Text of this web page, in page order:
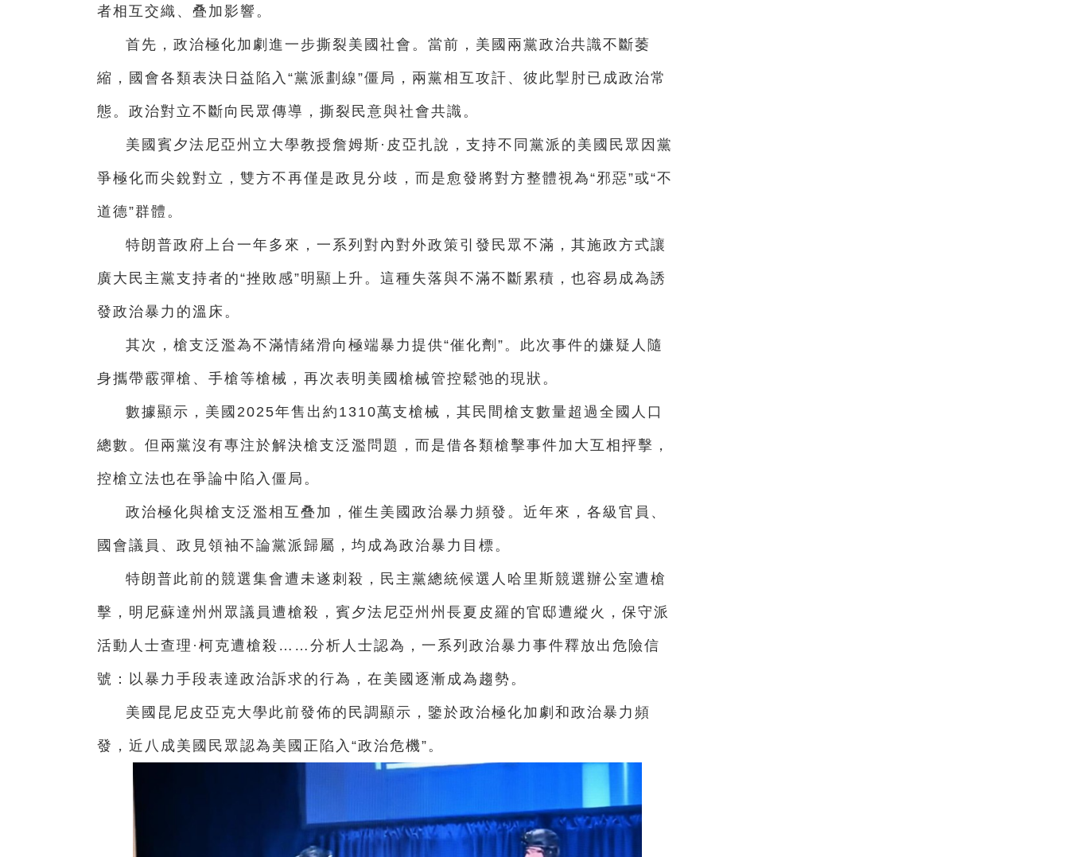
者相互交織、叠加影響。
首先，政治極化加劇進一步撕裂美國社會。當前，美國兩黨政治共識不斷萎
縮，國會各類表決日益陷入“黨派劃線”僵局，兩黨相互攻訐、彼此掣肘已成政治常
態。政治對立不斷向民眾傳導，撕裂民意與社會共識。
美國賓夕法尼亞州立大學教授詹姆斯·皮亞扎說，支持不同黨派的美國民眾因黨
爭極化而尖銳對立，雙方不再僅是政見分歧，而是愈發將對方整體視為“邪惡”或“不
道德”群體。
特朗普政府上台一年多來，一系列對內對外政策引發民眾不滿，其施政方式讓
廣大民主黨支持者的“挫敗感”明顯上升。這種失落與不滿不斷累積，也容易成為誘
發政治暴力的溫床。
其次，槍支泛濫為不滿情緒滑向極端暴力提供“催化劑”。此次事件的嫌疑人隨
身攜帶霰彈槍、手槍等槍械，再次表明美國槍械管控鬆弛的現狀。
數據顯示，美國2025年售出約1310萬支槍械，其民間槍支數量超過全國人口
總數。但兩黨沒有專注於解決槍支泛濫問題，而是借各類槍擊事件加大互相抨擊，
控槍立法也在爭論中陷入僵局。
政治極化與槍支泛濫相互叠加，催生美國政治暴力頻發。近年來，各級官員、
國會議員、政見領袖不論黨派歸屬，均成為政治暴力目標。
特朗普此前的競選集會遭未遂刺殺，民主黨總統候選人哈里斯競選辦公室遭槍
擊，明尼蘇達州州眾議員遭槍殺，賓夕法尼亞州州長夏皮羅的官邸遭縱火，保守派
活動人士查理·柯克遭槍殺……分析人士認為，一系列政治暴力事件釋放出危險信
號：以暴力手段表達政治訴求的行為，在美國逐漸成為趨勢。
美國昆尼皮亞克大學此前發佈的民調顯示，鑒於政治極化加劇和政治暴力頻
發，近八成美國民眾認為美國正陷入“政治危機”。